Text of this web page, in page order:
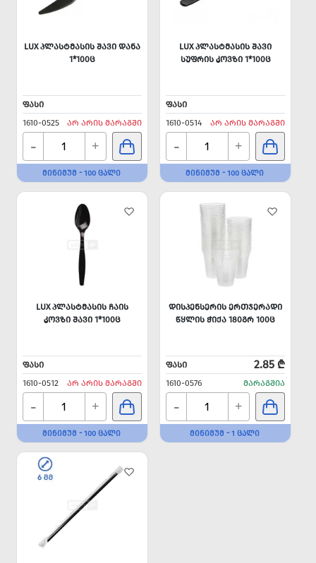
LUX ᲞᲚᲐᲡᲢᲛᲐᲡᲘᲡ ᲨᲐᲕᲘ ᲓᲐᲜᲐ
1*100Ც
ᲤᲐᲡᲘ
1610-0525
ᲐᲠ ᲐᲠᲘᲡ ᲛᲐᲠᲐᲒᲨᲘ
- +
ᲛᲘᲜᲘᲛᲣᲛ - 100 ᲪᲐᲚᲘ
LUX ᲞᲚᲐᲡᲢᲛᲐᲡᲘᲡ ᲨᲐᲕᲘ
ᲡᲣᲤᲠᲘᲡ ᲙᲝᲕᲖᲘ 1*100Ც
ᲤᲐᲡᲘ
1610-0514
ᲐᲠ ᲐᲠᲘᲡ ᲛᲐᲠᲐᲒᲨᲘ
- +
ᲛᲘᲜᲘᲛᲣᲛ - 100 ᲪᲐᲚᲘ
LUX ᲞᲚᲐᲡᲢᲛᲐᲡᲘᲡ ᲩᲐᲘᲡ
ᲙᲝᲕᲖᲘ ᲨᲐᲕᲘ 1*100Ც
ᲤᲐᲡᲘ
1610-0512
ᲐᲠ ᲐᲠᲘᲡ ᲛᲐᲠᲐᲒᲨᲘ
- +
ᲛᲘᲜᲘᲛᲣᲛ - 100 ᲪᲐᲚᲘ
ᲓᲘᲡᲞᲔᲜᲡᲔᲠᲘᲡ ᲔᲠᲗᲯᲔᲠᲐᲓᲘ
ᲬᲧᲚᲘᲡ ᲭᲘᲥᲐ 180ᲒᲠ 100Ც
ᲤᲐᲡᲘ 2.85 ₾
1610-0576 ᲛᲐᲠᲐᲒᲨᲘᲐ
- +
ᲛᲘᲜᲘᲛᲣᲛ - 1 ᲪᲐᲚᲘ